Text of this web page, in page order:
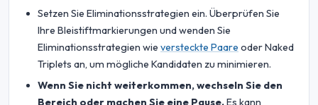
Setzen Sie Eliminationsstrategien ein. Überprüfen Sie
Ihre Bleistiftmarkierungen und wenden Sie
Eliminationsstrategien wie versteckte Paare oder Naked
Triplets an, um mögliche Kandidaten zu minimieren.
Wenn Sie nicht weiterkommen, wechseln Sie den
Bereich oder machen Sie eine Pause.Es kann